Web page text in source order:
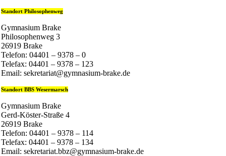
Standort Philosophenweg
Gymnasium Brake
Philosophenweg 3
26919 Brake
Telefon: 04401 – 9378 – 0
Telefax: 04401 – 9378 – 123
Email: sekretariat@gymnasium-brake.de
Standort BBS Wesermarsch
Gymnasium Brake
Gerd-Köster-Straße 4
26919 Brake
Telefon: 04401 – 9378 – 114
Telefax: 04401 – 9378 – 134
Email: sekretariat.bbz@gymnasium-brake.de